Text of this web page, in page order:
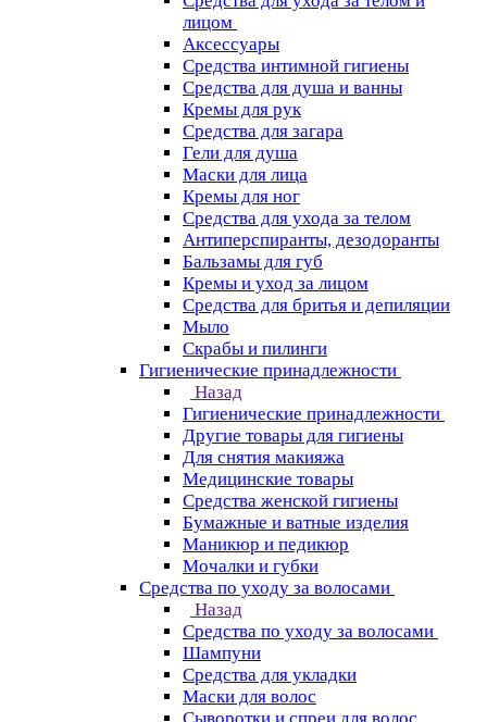
лицом
Аксессуары
Средства интимной гигиены
Средства для душа и ванны
Кремы для рук
Средства для загара
Гели для душа
Маски для лица
Кремы для ног
Средства для ухода за телом
Антиперспиранты, дезодоранты
Бальзамы для губ
Кремы и уход за лицом
Средства для бритья и депиляции
Мыло
Скрабы и пилинги
Гигиенические принадлежности
Назад
Гигиенические принадлежности
Другие товары для гигиены
Для снятия макияжа
Медицинские товары
Средства женской гигиены
Бумажные и ватные изделия
Маникюр и педикюр
Мочалки и губки
Средства по уходу за волосами
Назад
Средства по уходу за волосами
Шампуни
Средства для укладки
Маски для волос